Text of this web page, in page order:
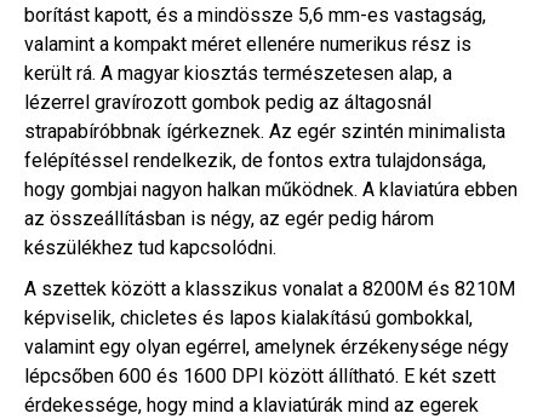
borítást kapott, és a mindössze 5,6 mm-es vastagság,
valamint a kompakt méret ellenére numerikus rész is
került rá. A magyar kiosztás természetesen alap, a
lézerrel gravírozott gombok pedig az áltagosnál
strapabíróbbnak ígérkeznek. Az egér szintén minimalista
felépítéssel rendelkezik, de fontos extra tulajdonsága,
hogy gombjai nagyon halkan működnek. A klaviatúra ebben
az összeállításban is négy, az egér pedig három
készülékhez tud kapcsolódni.
A szettek között a klasszikus vonalat a 8200M és 8210M
képviselik, chicletes és lapos kialakítású gombokkal,
valamint egy olyan egérrel, amelynek érzékenysége négy
lépcsőben 600 és 1600 DPI között állítható. E két szett
érdekessége, hogy mind a klaviatúrák mind az egerek